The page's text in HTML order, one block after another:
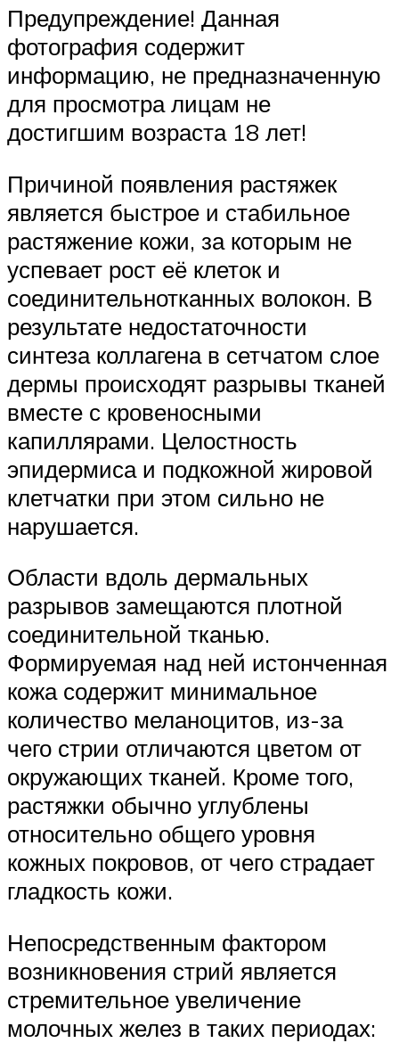
Предупреждение! Данная
фотография содержит
информацию, не предназначенную
для просмотра лицам не
достигшим возраста 18 лет!
Причиной появления растяжек
является быстрое и стабильное
растяжение кожи, за которым не
успевает рост её клеток и
соединительнотканных волокон. В
результате недостаточности
синтеза коллагена в сетчатом слое
дермы происходят разрывы тканей
вместе с кровеносными
капиллярами. Целостность
эпидермиса и подкожной жировой
клетчатки при этом сильно не
нарушается.
Области вдоль дермальных
разрывов замещаются плотной
соединительной тканью.
Формируемая над ней истонченная
кожа содержит минимальное
количество меланоцитов, из-за
чего стрии отличаются цветом от
окружающих тканей. Кроме того,
растяжки обычно углублены
относительно общего уровня
кожных покровов, от чего страдает
гладкость кожи.
Непосредственным фактором
возникновения стрий является
стремительное увеличение
молочных желез в таких периодах: